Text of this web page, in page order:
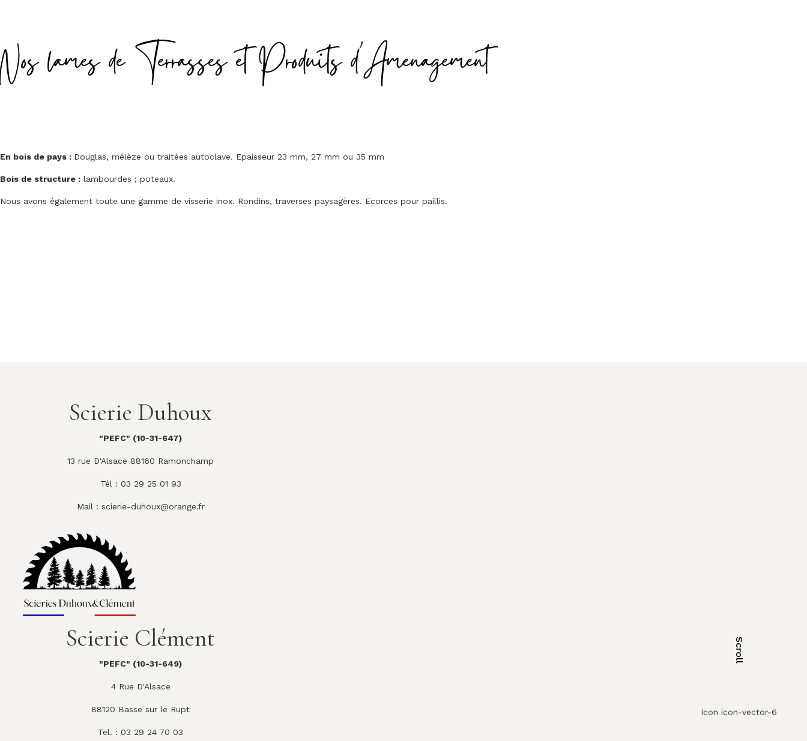
Scroll
icon icon-vector-6
Nos lames de Terrasses et Produits d'Amenagement
En bois de pays : Douglas, mélèze ou traitées autoclave. Epaisseur 23 mm, 27 mm ou 35 mm
Bois de structure : lambourdes ; poteaux.
Nous avons également toute une gamme de visserie inox. Rondins, traverses paysagères. Ecorces pour paillis.
Scierie Duhoux
"PEFC" (10-31-647)
13 rue D'Alsace 88160 Ramonchamp
Tél : 03 29 25 01 93
Mail : scierie-duhoux@orange.fr
Scierie Clément
"PEFC" (10-31-649)
4 Rue D'Alsace
88120 Basse sur le Rupt
Tel. : 03 29 24 70 03